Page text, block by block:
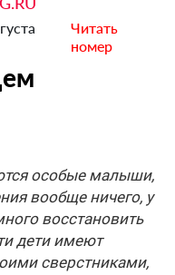
Читать
номер
особые малыши,
вообще ничего, у
восстановить
дети имеют
сверстниками,